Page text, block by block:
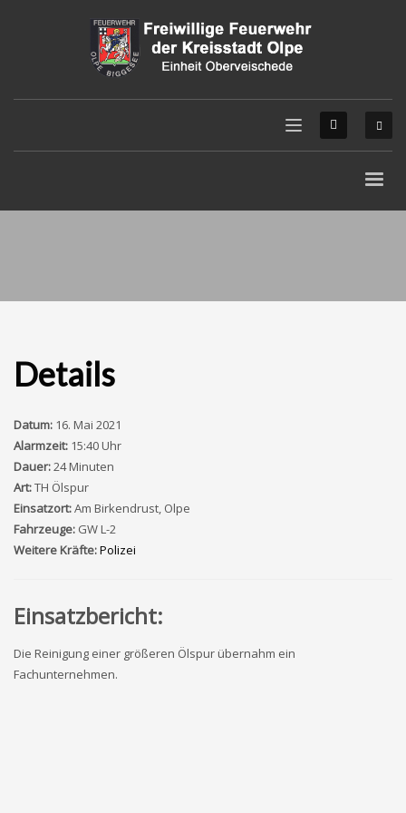
Details
Datum: 16. Mai 2021
Alarmzeit: 15:40 Uhr
Dauer:24 Minuten
Art:TH Ölspur
Einsatzort:Am Birkendrust, Olpe
Fahrzeuge: GW L-2
Weitere Kräfte:Polizei
Einsatzbericht:
Die Reinigung einer größeren Ölspur übernahm ein
Fachunternehmen.